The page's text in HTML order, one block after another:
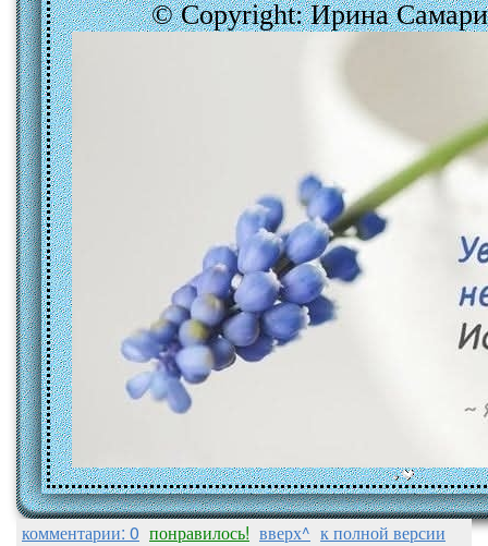
© Copyright: Ирина
комментарии: 0 понравилось! вверх^ к полной версии